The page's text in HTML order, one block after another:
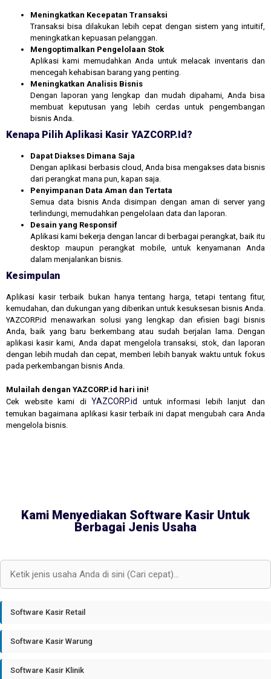
Meningkatkan Kecepatan Transaksi
Transaksi bisa dilakukan lebih cepat dengan sistem yang intuitif,
meningkatkan kepuasan pelanggan.
Mengoptimalkan Pengelolaan Stok
Aplikasi kami memudahkan Anda untuk melacak inventaris dan
mencegah kehabisan barang yang penting.
Meningkatkan Analisis Bisnis
Dengan laporan yang lengkap dan mudah dipahami, Anda bisa
membuat keputusan yang lebih cerdas untuk pengembangan
bisnis Anda.
Kenapa Pilih Aplikasi Kasir YAZCORP.id?
Dapat Diakses Dimana Saja
Dengan aplikasi berbasis cloud, Anda bisa mengakses data bisnis
dari perangkat mana pun, kapan saja.
Penyimpanan Data Aman dan Tertata
Semua data bisnis Anda disimpan dengan aman di server yang
terlindungi, memudahkan pengelolaan data dan laporan.
Desain yang Responsif
Aplikasi kami bekerja dengan lancar di berbagai perangkat, baik itu
desktop maupun perangkat mobile, untuk kenyamanan Anda
dalam menjalankan bisnis.
Kesimpulan
Aplikasi kasir terbaik bukan hanya tentang harga, tetapi tentang fitur,
kemudahan, dan dukungan yang diberikan untuk kesuksesan bisnis Anda.
YAZCORP.id menawarkan solusi yang lengkap dan efisien bagi bisnis
Anda, baik yang baru berkembang atau sudah berjalan lama. Dengan
aplikasi kasir kami, Anda dapat mengelola transaksi, stok, dan laporan
dengan lebih mudah dan cepat, memberi lebih banyak waktu untuk fokus
pada perkembangan bisnis Anda.
Mulailah dengan YAZCORP.id hari ini!
Cek website kami di YAZCORP.id
untuk informasi lebih lanjut dan
temukan bagaimana aplikasi kasir terbaik ini dapat mengubah cara Anda
mengelola bisnis.
Kami Menyediakan Software Kasir Untuk
Berbagai Jenis Usaha
Software Kasir Retail
Software Kasir Warung
Software Kasir Klinik